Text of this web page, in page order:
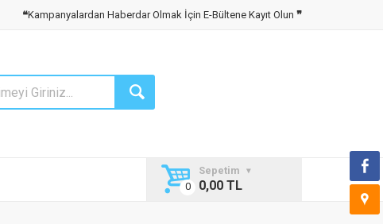
❝Kampanyalardan Haberdar Olmak İçin E-Bültene Kayıt Olun ❞
Sepetim
0,00 TL